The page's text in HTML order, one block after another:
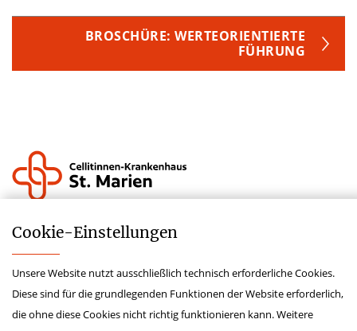
BROSCHÜRE: WERTEORIENTIERTE
FÜHRUNG
Krankenhauszukunftsfond
Hinweisgeberschutzgesetz
Cookie-­Einstellungen
Unsere Website nutzt ausschließlich technisch erforderliche Cookies.
Diese sind für die grundlegenden Funktionen der Website erforderlich,
die ohne diese Cookies nicht richtig funktionieren kann. Weitere